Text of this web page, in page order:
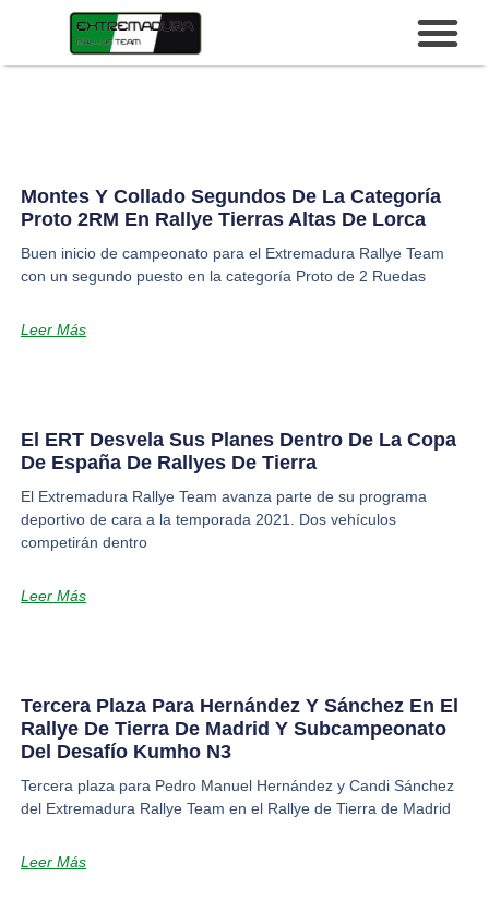
Montes Y Collado Segundos De La Categoría
Proto 2RM En Rallye Tierras Altas De Lorca
Buen inicio de campeonato para el Extremadura Rallye Team
con un segundo puesto en la categoría Proto de 2 Ruedas
Leer Más
El ERT Desvela Sus Planes Dentro De La Copa
De España De Rallyes De Tierra
El Extremadura Rallye Team avanza parte de su programa
deportivo de cara a la temporada 2021. Dos vehículos
competirán dentro
Leer Más
Tercera Plaza Para Hernández Y Sánchez En El
Rallye De Tierra De Madrid Y Subcampeonato
Del Desafío Kumho N3
Tercera plaza para Pedro Manuel Hernández y Candi Sánchez
del Extremadura Rallye Team en el Rallye de Tierra de Madrid
Leer Más